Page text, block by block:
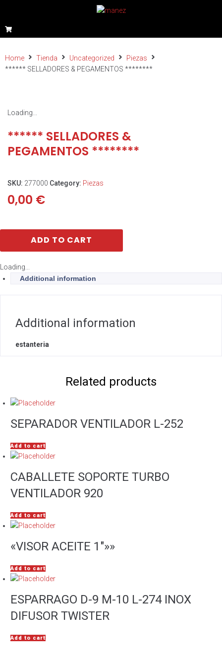
Home Tienda Uncategorized
Piezas
****** SELLADORES & PEGAMENTOS ********
Loading...
****** SELLADORES &
PEGAMENTOS ********
SKU: 277000 Category: Piezas
0,00 €
ADD TO CART
Loading...
Additional information
Additional information
estanteria
Related products
SEPARADOR VENTILADOR L-252
Add to cart
CABALLETE SOPORTE TURBO
VENTILADOR 920
Add to cart
«VISOR ACEITE 1″»»
Add to cart
ESPARRAGO D-9 M-10 L-274 INOX
DIFUSOR TWISTER
Add to cart